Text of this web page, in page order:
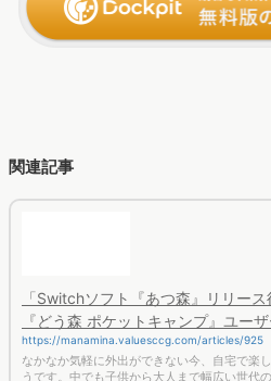
2020年10月にリリースされました
実際にDockpitを体験してみてくだ
関連記事